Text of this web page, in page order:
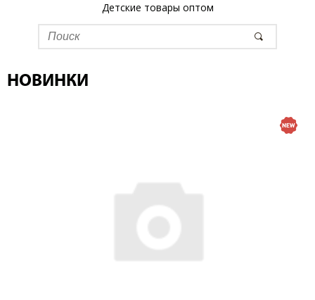
Детские товары оптом
НОВИНКИ